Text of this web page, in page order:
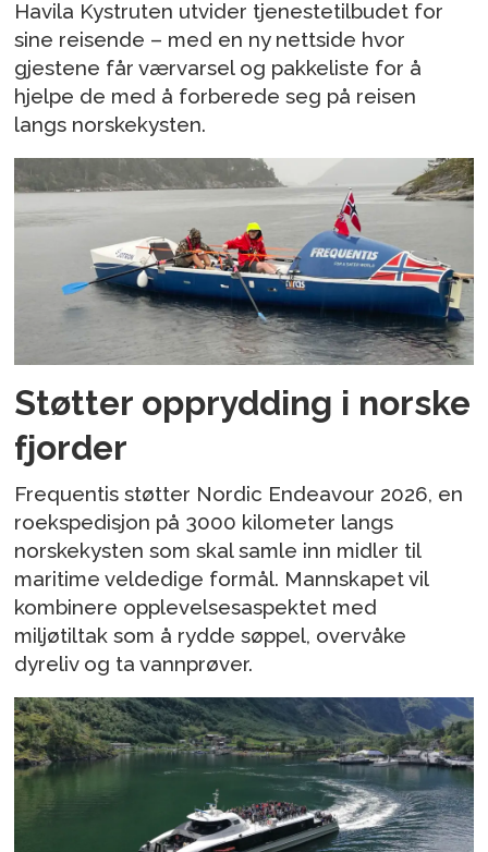
Havila Kystruten utvider tjenestetilbudet for
sine reisende – med en ny nettside hvor
gjestene får værvarsel og pakkeliste for å
hjelpe de med å forberede seg på reisen
langs norskekysten.
Støtter opprydding i norske
fjorder
Frequentis støtter Nordic Endeavour 2026, en
roekspedisjon på 3000 kilometer langs
norskekysten som skal samle inn midler til
maritime veldedige formål. Mannskapet vil
kombinere opplevelsesaspektet med
miljøtiltak som å rydde søppel, overvåke
dyreliv og ta vannprøver.